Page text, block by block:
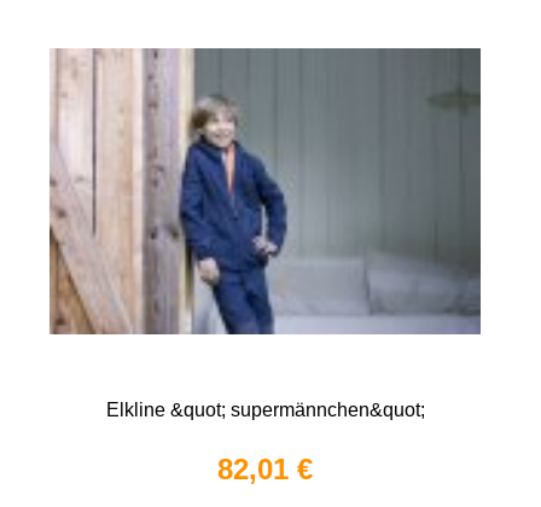
Elkline &quot; supermännchen&quot;
82,01 €